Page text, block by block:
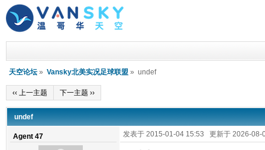
天空论坛 » Vansky北美实况足球联盟 » undef
‹‹ 上一主题 下一主题 ››
undef
Agent 47 发表于 2015-01-04 15:53 更新于 2026-